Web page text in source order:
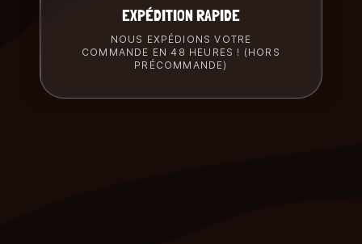
EXPÉDITION RAPIDE
NOUS EXPÉDIONS VOTRE
COMMANDE EN 48 HEURES ! (HORS
PRÉCOMMANDE)